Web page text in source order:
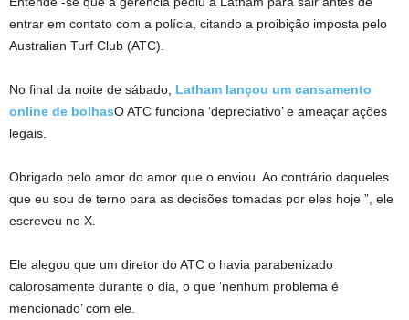
entrar em contato com a polícia, citando a proibição imposta pelo
Australian Turf Club (ATC).
No final da noite de sábado, Latham lançou um cansamento
online de bolhasO ATC funciona ‘depreciativo’ e ameaçar ações
legais.
Obrigado pelo amor do amor que o enviou. Ao contrário daqueles
que eu sou de terno para as decisões tomadas por eles hoje ”, ele
escreveu no X.
Ele alegou que um diretor do ATC o havia parabenizado
calorosamente durante o dia, o que ‘nenhum problema é
mencionado’ com ele.